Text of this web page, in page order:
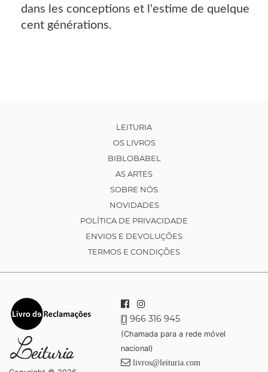
dans les conceptions et l'estime de quelque
cent générations.
LEITURIA
OS LIVROS
BIBLOBABEL
AS ARTES
SOBRE NÓS
NOVIDADES
POLÍTICA DE PRIVACIDADE
ENVIOS E DEVOLUÇÕES
TERMOS E CONDIÇÕES
966 316 945
(Chamada para a rede móvel
nacional)
livros@leituria.com